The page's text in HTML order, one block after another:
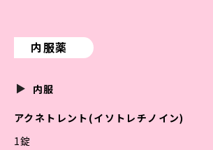
内服薬
内服
アクネトレント(イソトレチノイン)
1錠